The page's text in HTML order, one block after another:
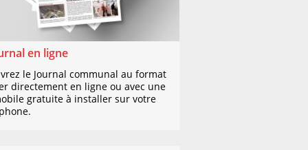
en ligne
le Journal communal au format
directement en ligne ou avec une
gratuite à installer sur votre